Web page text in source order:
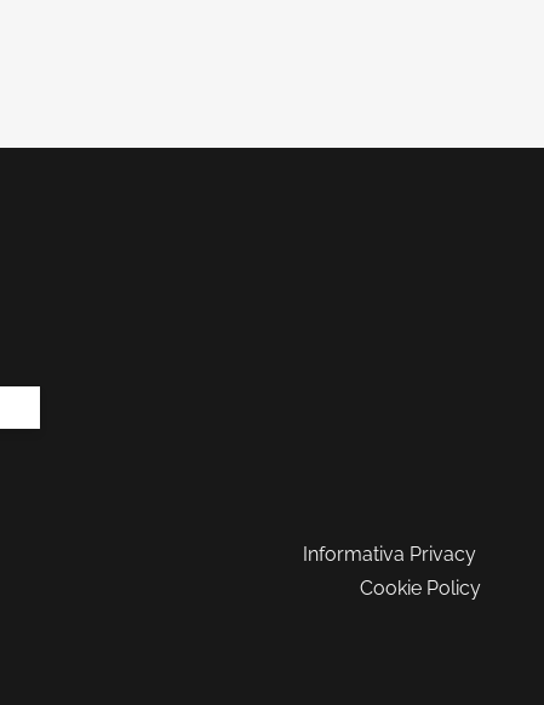
Informativa Privacy
Cookie Policy